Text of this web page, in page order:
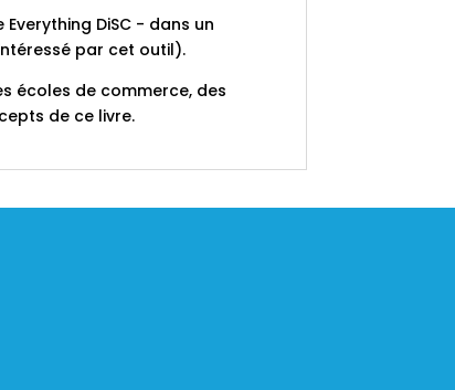
DiSC - dans un
par cet outil).
écoles de commerce, des
de ce livre.